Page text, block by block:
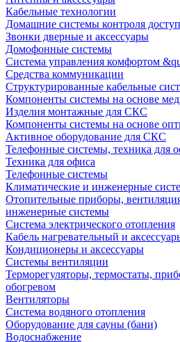
Кабельные технологии
Домашние системы контроля
Звонки дверные и аксессуары
Домофонные системы
Система управления комфортом
Средства коммуникации
Структурированные кабельные
Компоненты системы на основе
Изделия монтажные для СКС
Компоненты системы на основе
Активное оборудование для СКС
Телефонные системы, техника для
Техника для офиса
Телефонные системы
Климатические и инженерные
Отопительные приборы,
инженерные системы
Система электрического отопления
Кабель нагревательный и
Кондиционеры и аксессуары
Системы вентиляции
Терморегуляторы, термостаты,
обогревом
Вентиляторы
Система водяного отопления
Оборудование для сауны (бани)
Водоснабжение